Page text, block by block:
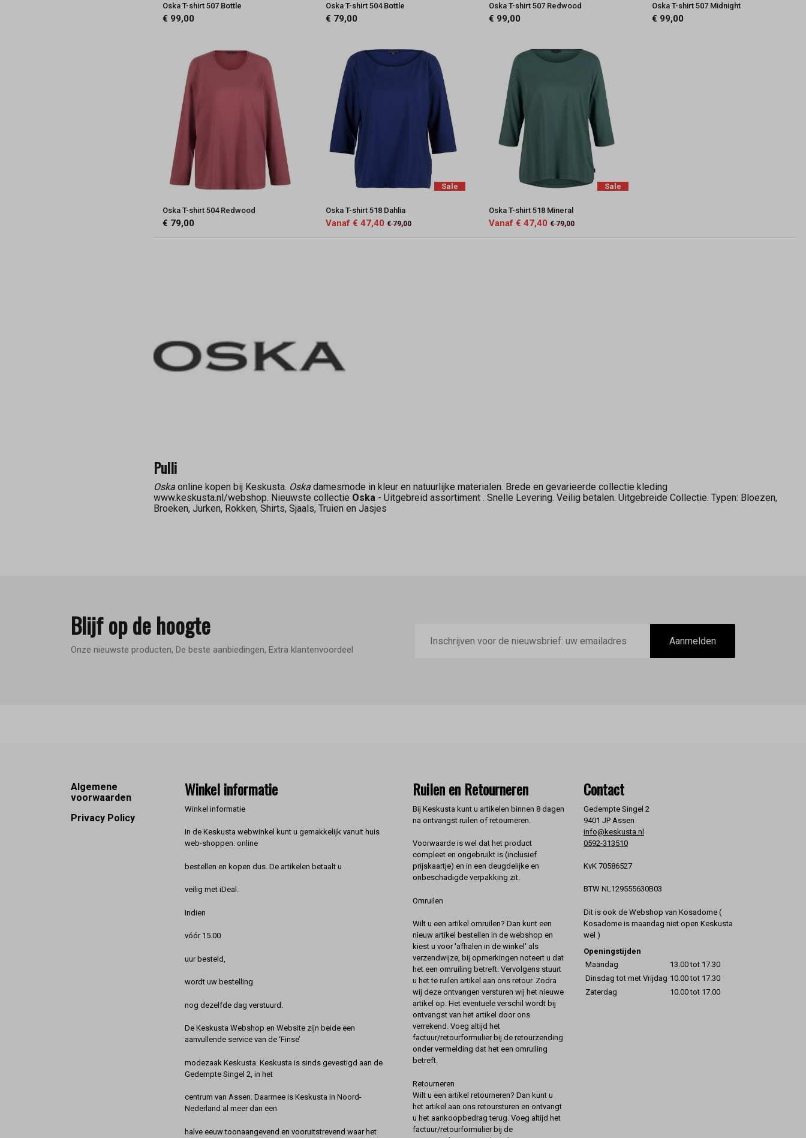
Oska T-shirt 507 Bottle
€ 99,00
Oska T-shirt 504 Bottle
€ 79,00
Oska T-shirt 507 Redwood
€ 99,00
Oska T-shirt 507 Midnight
€ 99,00
Oska T-shirt 504 Redwood
€ 79,00
Sale
Oska T-shirt 518 Dahlia
Vanaf € 47,40 € 79,00
Sale
Oska T-shirt 518 Mineral
Vanaf € 47,40 € 79,00
Pulli
Oska online kopen bij Keskusta. Oska damesmode in kleur en natuurlijke materialen. Brede en gevarieerde collectie kleding
www.keskusta.nl/webshop. Nieuwste collectie Oska - Uitgebreid assortiment . Snelle Levering. Veilig betalen. Uitgebreide Collectie. Typen: Bloezen,
Broeken, Jurken, Rokken, Shirts, Sjaals, Truien en Jasjes
Blijf op de hoogte
Onze nieuwste producten, De beste aanbiedingen, Extra klantenvoordeel
mailadres
Aanmelden
Footer
Algemene
voorwaarden
Privacy Policy
Winkel informatie
Winkel informatie
In de Keskusta webwinkel kunt u gemakkelijk vanuit huis
web-shoppen: online
bestellen en kopen dus. De artikelen betaalt u
veilig met iDeal.
Indien
vóór 15.00
uur besteld,
wordt uw bestelling
nog dezelfde dag verstuurd.
De Keskusta Webshop en Website zijn beide een
aanvullende service van de ‘Finse’
modezaak Keskusta. Keskusta is sinds gevestigd aan de
Gedempte Singel 2, in het
centrum van Assen. Daarmee is Keskusta in Noord-
Nederland al meer dan een
halve eeuw toonaangevend en vooruitstrevend waar het
Ruilen en Retourneren
Bij Keskusta kunt u artikelen binnen 8 dagen
na ontvangst ruilen of retourneren.
Voorwaarde is wel dat het product
compleet en ongebruikt is (inclusief
prijskaartje) en in een deugdelijke en
onbeschadigde verpakking zit.
Omruilen
Wilt u een artikel omruilen? Dan kunt een
nieuw artikel bestellen in de webshop en
kiest u voor 'afhalen in de winkel' als
verzendwijze, bij opmerkingen noteert u dat
het een omruiling betreft. Vervolgens stuurt
u het te ruilen artikel aan ons retour. Zodra
wij deze ontvangen versturen wij het nieuwe
artikel op. Het eventuele verschil wordt bij
ontvangst van het artikel door ons
verrekend. Voeg altijd het
factuur/retourformulier bij de retourzending
onder vermelding dat het een omruiling
betreft.
Retourneren
Wilt u een artikel retourneren? Dan kunt u
het artikel aan ons retoursturen en ontvangt
u het aankoopbedrag terug. Voeg altijd het
factuur/retourformulier bij de
Contact
Gedempte Singel 2
9401 JP Assen
info@keskusta.nl
0592-313510
KvK 70586527
BTW NL129555630B03
Dit is ook de Webshop van Kosadome (
Kosadome is maandag niet open Keskusta
wel )
Openingstijden
Maandag
13.00 tot 17.30
Dinsdag tot met Vrijdag 10.00 tot 17.30
Zaterdag
10.00 tot 17.00